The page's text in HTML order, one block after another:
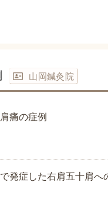
山岡鍼灸院
痛の症例
発症した右肩五十肩へ